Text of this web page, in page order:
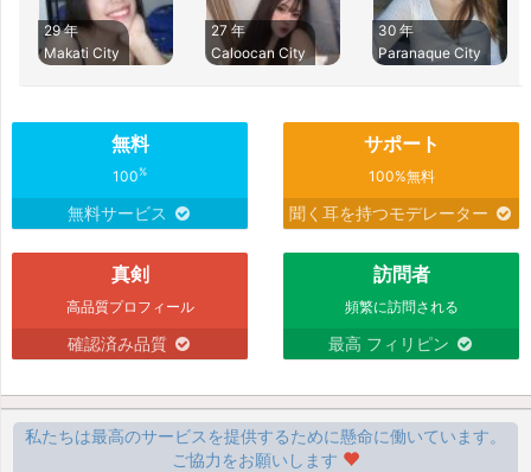
29 年
Makati City
27 年
Caloocan City
30 年
Paranaque City
無料
100%
無料サービス
サポート
100%無料
聞く耳を持つモデレーター
真剣
高品質プロフィール
確認済み品質
訪問者
頻繁に訪問される
最高 フィリピン
私たちは最高のサービスを提供するために懸命に働いています。
ご協力をお願いします